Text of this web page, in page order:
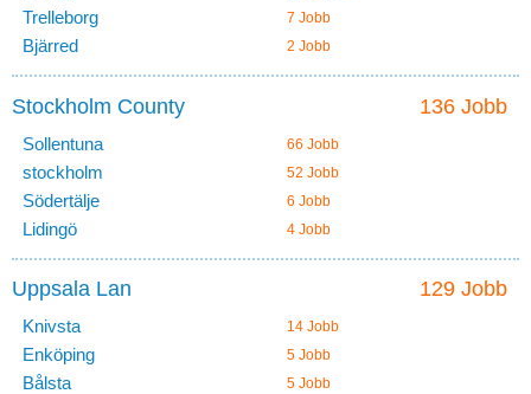
Trelleborg 7 Jobb
Bjärred 2 Jobb
136 Jobb
Stockholm County
Sollentuna 66 Jobb
stockholm 52 Jobb
Södertälje 6 Jobb
Lidingö 4 Jobb
129 Jobb
Uppsala Lan
Knivsta 14 Jobb
Enköping 5 Jobb
Bålsta 5 Jobb